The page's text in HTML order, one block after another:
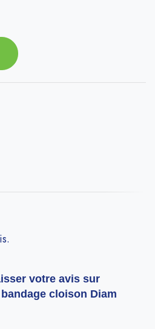
votre avis sur
cloison Diam